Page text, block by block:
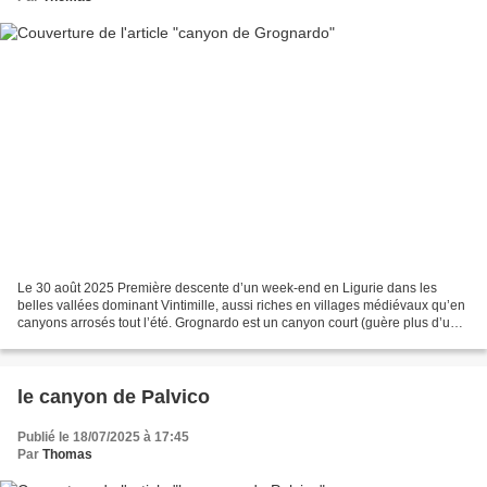
Le 30 août 2025 Première descente d’un week-end en Ligurie dans les
belles vallées dominant Vintimille, aussi riches en villages médiévaux qu’en
canyons arrosés tout l’été. Grognardo est un canyon court (guère plus d’une
le canyon de Palvico
Publié le 18/07/2025 à 17:45
Par Thomas